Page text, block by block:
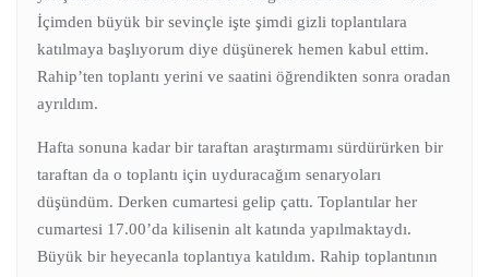
İçimden büyük bir sevinçle işte şimdi gizli toplantılara
katılmaya başlıyorum diye düşünerek hemen kabul ettim.
Rahip’ten toplantı yerini ve saatini öğrendikten sonra oradan
ayrıldım.
Hafta sonuna kadar bir taraftan araştırmamı sürdürürken bir
taraftan da o toplantı için uyduracağım senaryoları
düşündüm. Derken cumartesi gelip çattı. Toplantılar her
cumartesi 17.00’da kilisenin alt katında yapılmaktaydı.
Büyük bir heyecanla toplantıya katıldım. Rahip toplantının